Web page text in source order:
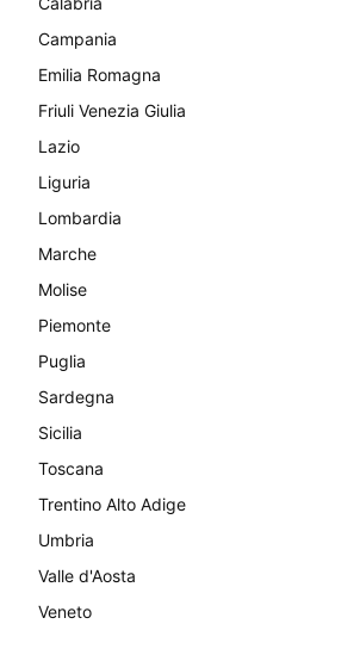
Campania
Emilia Romagna
Friuli Venezia Giulia
Lazio
Liguria
Lombardia
Marche
Molise
Piemonte
Puglia
Sardegna
Sicilia
Toscana
Trentino Alto Adige
Umbria
Valle d'Aosta
Veneto